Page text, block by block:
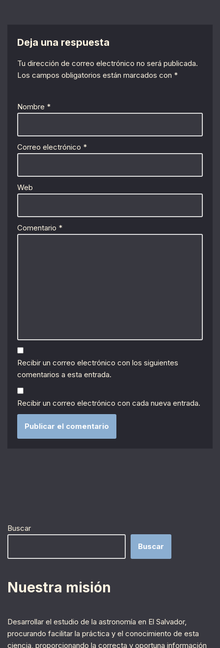
Deja una respuesta
Tu dirección de correo electrónico no será publicada.
Los campos obligatorios están marcados con *
Nombre *
Correo electrónico *
Web
Comentario *
Recibir un correo electrónico con los siguientes
comentarios a esta entrada.
Recibir un correo electrónico con cada nueva entrada.
Buscar
Buscar
Nuestra misión
Desarrollar el estudio de la astronomía en El Salvador,
procurando facilitar la práctica y el conocimiento de esta
ciencia, proporcionando la correcta y oportuna información